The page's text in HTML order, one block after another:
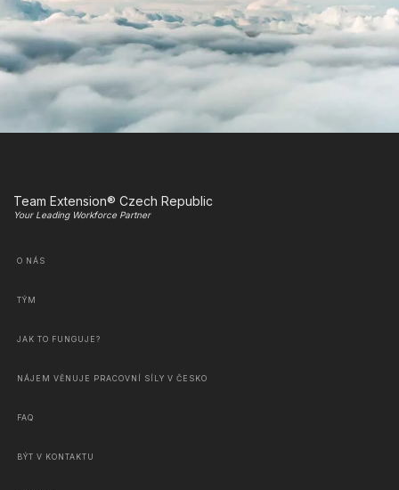
Team Extension® Czech Republic
Your Leading Workforce Partner
O NÁS
TÝM
JAK TO FUNGUJE?
NÁJEM VĚNUJE PRACOVNÍ SÍLY V ČESKO
FAQ
BÝT V KONTAKTU